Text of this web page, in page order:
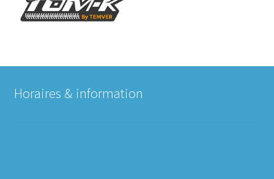
Horaires & information